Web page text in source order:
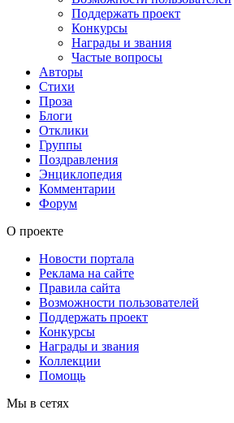
Поддержать проект
Конкурсы
Награды и звания
Частые вопросы
Авторы
Стихи
Проза
Блоги
Отклики
Группы
Поздравления
Энциклопедия
Комментарии
Форум
О проекте
Новости портала
Реклама на сайте
Правила сайта
Возможности пользователей
Поддержать проект
Конкурсы
Награды и звания
Коллекции
Помощь
Мы в сетях